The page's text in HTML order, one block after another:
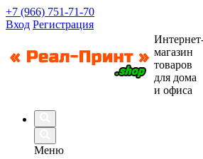
+7 (966) 751-71-70
Вход Регистрация
магазин
товаров
для дома
и офиса
Меню